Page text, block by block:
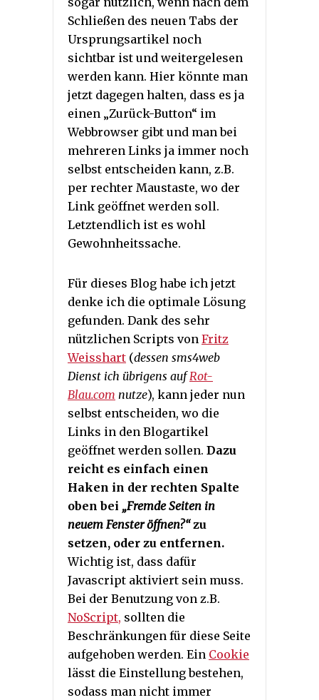
Schließen des neuen Tabs der
Ursprungsartikel noch
sichtbar ist und weitergelesen
werden kann. Hier könnte man
jetzt dagegen halten, dass es ja
einen „Zurück-Button“ im
Webbrowser gibt und man bei
mehreren Links ja immer noch
selbst entscheiden kann, z.B.
per rechter Maustaste, wo der
Link geöffnet werden soll.
Letztendlich ist es wohl
Gewohnheitssache.
Für dieses Blog habe ich jetzt
denke ich die optimale Lösung
gefunden. Dank des sehr
nützlichen Scripts von Fritz
Weisshart (dessen sms4web
Dienst ich übrigens aufRot-
Blau.com nutze), kann jeder nun
selbst entscheiden, wo die
Links in den Blogartikel
geöffnet werden sollen. Dazu
reicht es einfach einen
Haken in der rechten Spalte
oben bei „Fremde Seiten in
neuem Fenster öffnen?“zu
setzen, oder zu entfernen.
Wichtig ist, dass dafür
Javascript aktiviert sein muss.
Bei der Benutzung von z.B.
NoScript, sollten die
Beschränkungen für diese Seite
aufgehoben werden. Ein Cookie
lässt die Einstellung bestehen,
sodass man nicht immer